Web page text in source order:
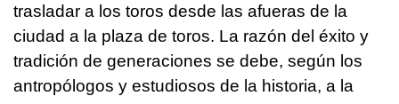
trasladar a los toros desde las afueras de la
ciudad a la plaza de toros. La razón del éxito y
tradición de generaciones se debe, según los
antropólogos y estudiosos de la historia, a la